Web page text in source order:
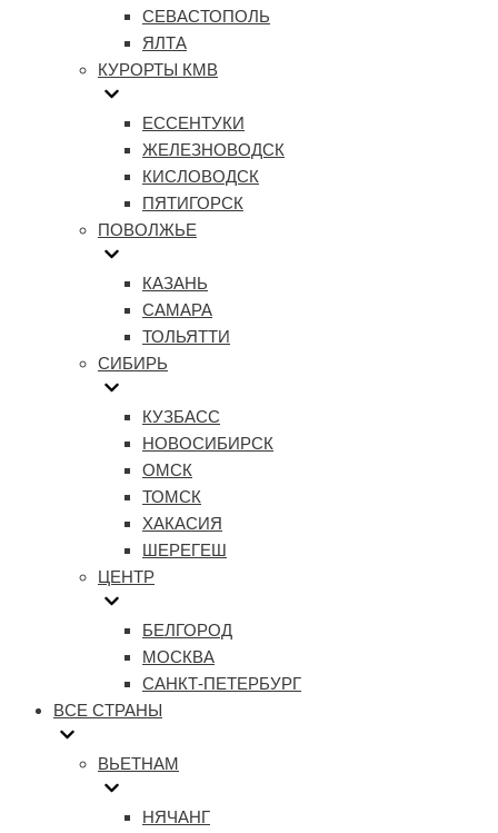
СЕВАСТОПОЛЬ
ЯЛТА
КУРОРТЫ КМВ
ЕССЕНТУКИ
ЖЕЛЕЗНОВОДСК
КИСЛОВОДСК
ПЯТИГОРСК
ПОВОЛЖЬЕ
КАЗАНЬ
САМАРА
ТОЛЬЯТТИ
СИБИРЬ
КУЗБАСС
НОВОСИБИРСК
ОМСК
ТОМСК
ХАКАСИЯ
ШЕРЕГЕШ
ЦЕНТР
БЕЛГОРОД
МОСКВА
САНКТ-ПЕТЕРБУРГ
ВСЕ СТРАНЫ
ВЬЕТНАМ
НЯЧАНГ